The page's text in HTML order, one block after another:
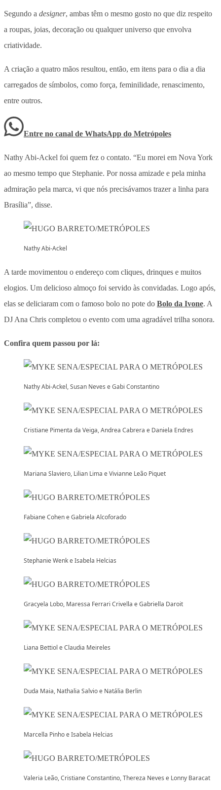
Segundo a designer, ambas têm o mesmo gosto no que diz respeito
a roupas, joias, decoração ou qualquer universo que envolva
criatividade.
A criação a quatro mãos resultou, então, em itens para o dia a dia
carregados de símbolos, como força, feminilidade, renascimento,
entre outros.
Entre no canal de WhatsApp do Metrópoles
Nathy Abi-Ackel foi quem fez o contato. “Eu morei em Nova York
ao mesmo tempo que Stephanie. Por nossa amizade e pela minha
admiração pela marca, vi que nós precisávamos trazer a linha para
Brasília”, disse.
Nathy Abi-Ackel
A tarde movimentou o endereço com cliques, drinques e muitos
elogios. Um delicioso almoço foi servido às convidadas. Logo após,
elas se deliciaram com o famoso bolo no pote do Bolo da Ivone. A
DJ Ana Chris completou o evento com uma agradável trilha sonora.
Confira quem passou por lá:
Nathy Abi-Ackel, Susan Neves e Gabi Constantino
Cristiane Pimenta da Veiga, Andrea Cabrera e Daniela Endres
Mariana Slaviero, Lilian Lima e Vivianne Leão Piquet
Fabiane Cohen e Gabriela Alcoforado
Stephanie Wenk e Isabela Helcias
Gracyela Lobo, Maressa Ferrari Crivella e Gabriella Daroit
Liana Bettiol e Claudia Meireles
Duda Maia, Nathalia Salvio e Natália Berlin
Marcella Pinho e Isabela Helcias
Valeria Leão, Cristiane Constantino, Thereza Neves e Lonny Baracat